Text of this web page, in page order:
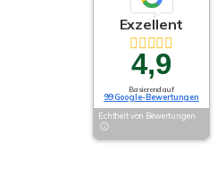
Exzellent
4,9
Basierend auf
99 Google-Bewertungen
Echtheit von Bewertungen